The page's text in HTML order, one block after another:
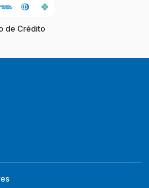
de Crédito